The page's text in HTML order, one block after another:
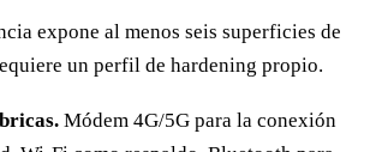
expone al menos seis superficies de
un perfil de hardening propio.
Módem 4G/5G para la conexión